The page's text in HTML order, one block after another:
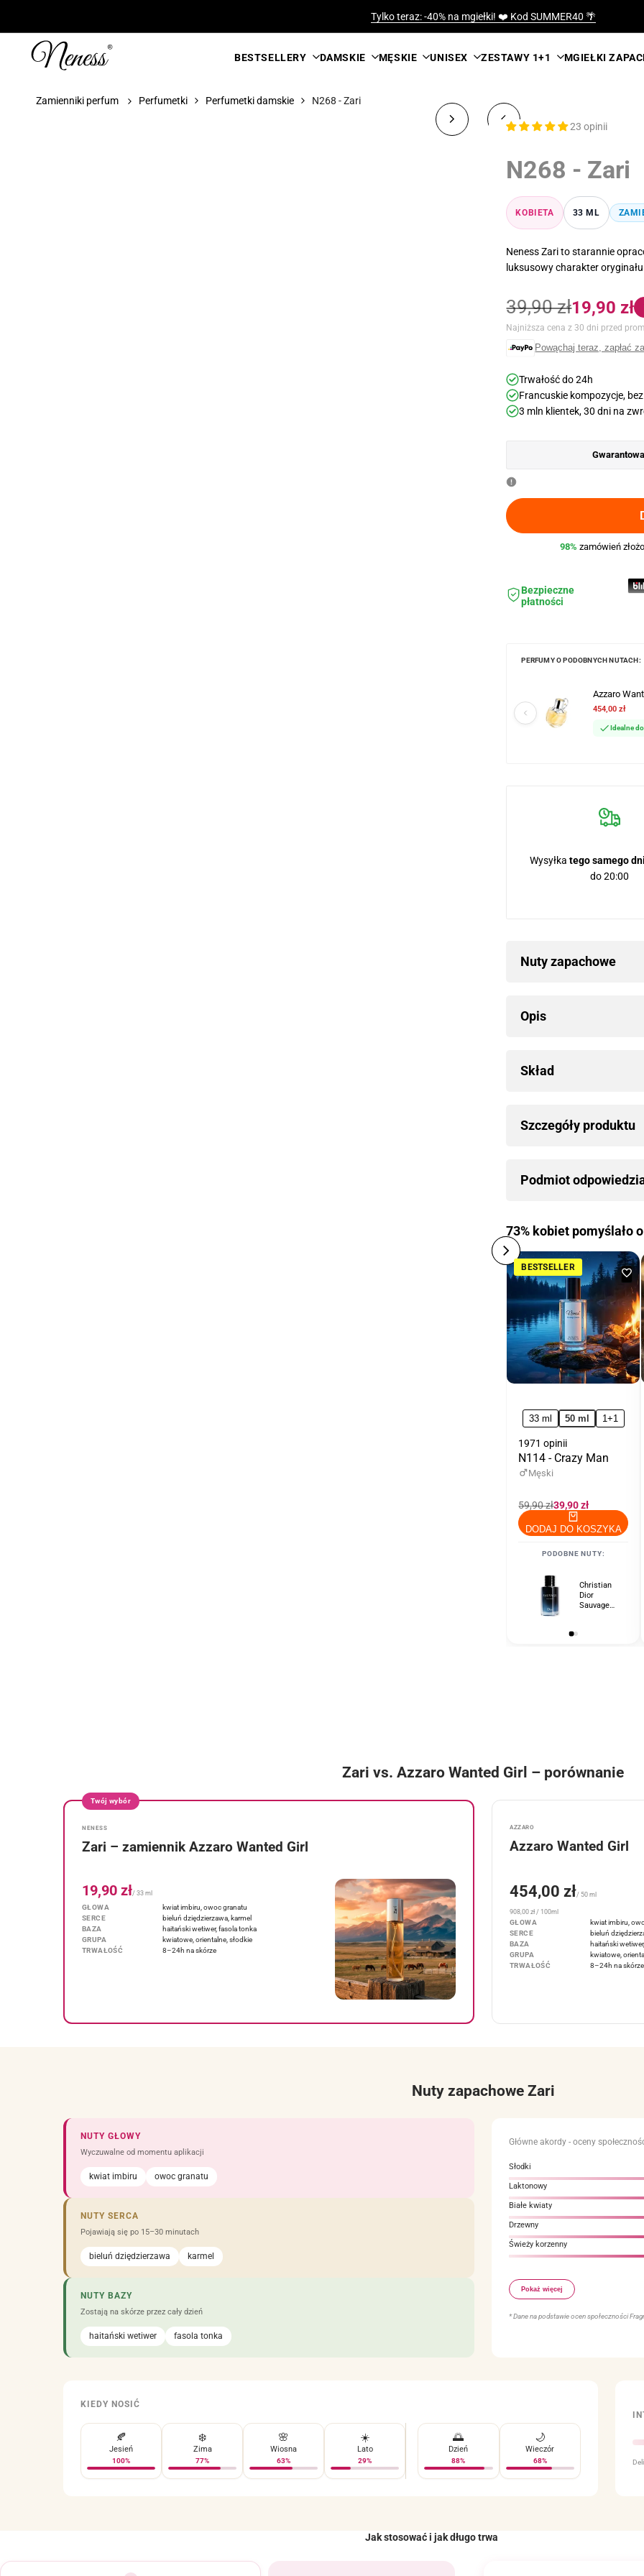
Tylko teraz: -40% na mgiełki! ❤️ Kod SUMMER40 🌴
BESTSELLERY DAMSKIE MĘSKIE UNISEX ZESTAWY 1+1 MGIEŁKI
Zamienniki perfum Perfumetki Perfumetki damskie N268 - Zari
23 opinii
N268 - Zari
KOBIETA 33 ML
Neness Zari to starannie
luksusowy charakter
Cena
regularna
39,90 złCena
19,90 zł
Najniższa cena z 30 dni przed
Powąchaj teraz, zapłać
Trwałość do 24h
Francuskie kompozycje,
3 mln klientek, 30 dni na
98% zamówień
Bezpieczne
płatności
PERFUMY O PODOBNYCH NUTACH:
Azzaro
454,00 zł
Idealne
Wysyłka tego samego
do 20:00
Nuty zapachowe
Opis
Skład
Szczegóły produktu
Podmiot
73% kobiet pomyślało
BESTSELLER
do
33 ml 50 ml 1+1
1971 opinii
N114 - Crazy Man
Męski
Cena
regularna
59,90 złCena
promocyjna
39,90 zł
DODAJ DO KOSZYKA
PODOBNE NUTY:
Christian
Dior
Sauvage
Zari vs. Azzaro Wanted Girl – porównanie
Twój wybór
NENESS
Zari – zamiennik Azzaro Wanted Girl
19,90 zł/ 33 ml
GŁOWA
kwiat imbiru, owoc granatu
SERCE
bieluń dziędzierzawa, karmel
BAZA
haitański wetiwer, fasola tonka
GRUPA
kwiatowe, orientalne, słodkie
TRWAŁOŚĆ
8–24h na skórze
AZZARO
Azzaro Wanted Girl
454,00 zł/ 50 ml
908,00 zł / 100ml
GŁOWA
kwiat imbiru,
SERCE
bieluń
BAZA
haitański
GRUPA
kwiatowe,
TRWAŁOŚĆ
8–24h na skórze
Nuty zapachowe Zari
NUTY GŁOWY
Wyczuwalne od momentu aplikacji
kwiat imbiru owoc granatu
NUTY SERCA
Pojawiają się po 15–30 minutach
bieluń dziędzierzawa karmel
NUTY BAZY
Zostają na skórze przez cały dzień
haitański wetiwer fasola tonka
Główne akordy - oceny
Słodki
Laktonowy
Białe kwiaty
Drzewny
Świeży korzenny
Karmelowy
Pokaż więcej
* Dane na podstawie ocen społeczności
KIEDY NOSIĆ
🌸
Wiosna
63%
☀️
Lato
29%
🍂
Jesień
100%
❄️
Zima
77%
🌅
Dzień
88%
🌙
Wieczór
68%
Jak stosować i jak długo trwa